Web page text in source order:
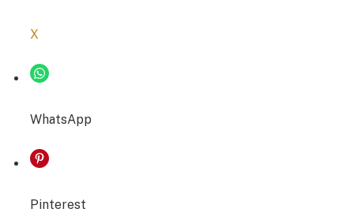
X
WhatsApp
Pinterest